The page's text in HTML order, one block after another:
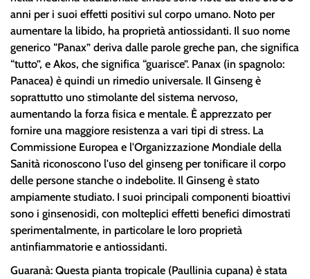
anni per i suoi effetti positivi sul corpo umano. Noto per
aumentare la libido, ha proprietà antiossidanti. Il suo nome
generico “Panax” deriva dalle parole greche pan, che significa
“tutto”, e Akos, che significa “guarisce”. Panax (in spagnolo:
Panacea) è quindi un rimedio universale. Il Ginseng è
soprattutto uno stimolante del sistema nervoso,
aumentando la forza fisica e mentale. È apprezzato per
fornire una maggiore resistenza a vari tipi di stress. La
Commissione Europea e l'Organizzazione Mondiale della
Sanità riconoscono l'uso del ginseng per tonificare il corpo
delle persone stanche o indebolite. Il Ginseng è stato
ampiamente studiato. I suoi principali componenti bioattivi
sono i ginsenosidi, con molteplici effetti benefici dimostrati
sperimentalmente, in particolare le loro proprietà
antinfiammatorie e antiossidanti.
Guaranà: Questa pianta tropicale (Paullinia cupana) è stata